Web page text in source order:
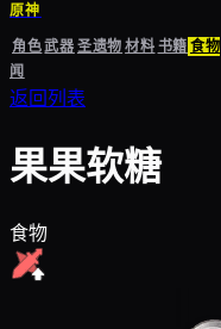
原神
角色武器圣遗物材料书籍食物
闻
返回列表
果果软糖
食物